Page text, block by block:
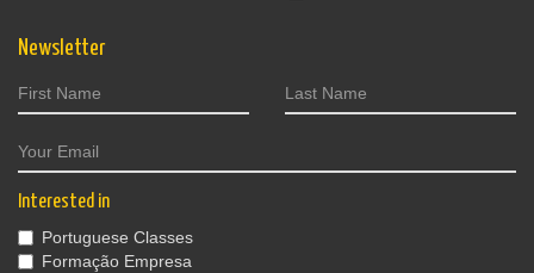
Newsletter
Interested in
Portuguese Classes
Formação Empresa